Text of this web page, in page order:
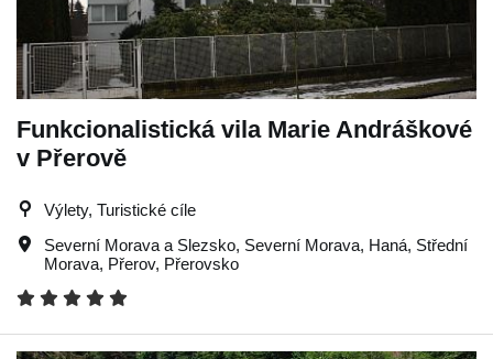
Funkcionalistická vila Marie Andráškové
v Přerově
Výlety, Turistické cíle
Severní Morava a Slezsko, Severní Morava, Haná, Střední
Morava, Přerov, Přerovsko